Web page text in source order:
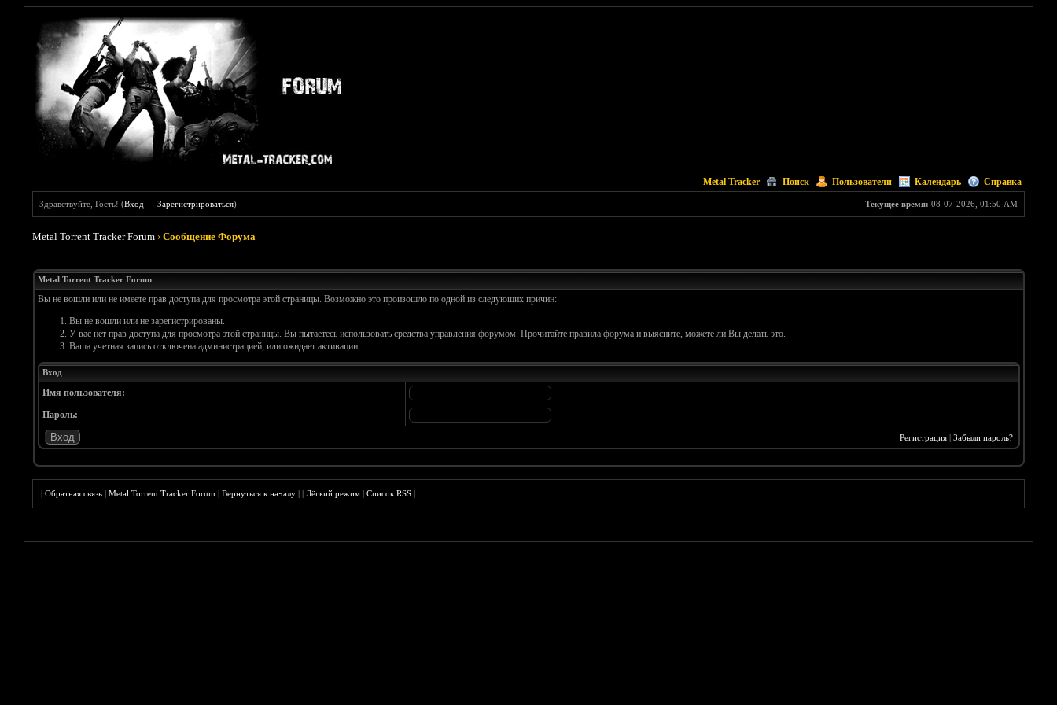
Metal Tracker Поиск Пользователи Календарь Справка
Текущее время: 08-07-2026, 01:50 AM
Здравствуйте, Гость! (Вход —Зарегистрироваться)
Metal Torrent Tracker Forum ›Сообщение Форума
Metal Torrent Tracker Forum
Вы не вошли или не имеете прав доступа для просмотра этой страницы. Возможно это произошло по одной из следующих причин:
Вы не вошли или не зарегистрированы.
У вас нет прав доступа для просмотра этой страницы. Вы пытаетесь использовать средства управления форумом. Прочитайте правила форума и выясните, можете ли Вы делать это.
Ваша учетная запись отключена администрацией, или ожидает активации.
Вход
Имя пользователя:
Пароль:
Регистрация| Забыли пароль?
|Обратная связь |Metal Torrent Tracker Forum |Вернуться к началу ||Лёгкий режим |Список RSS |